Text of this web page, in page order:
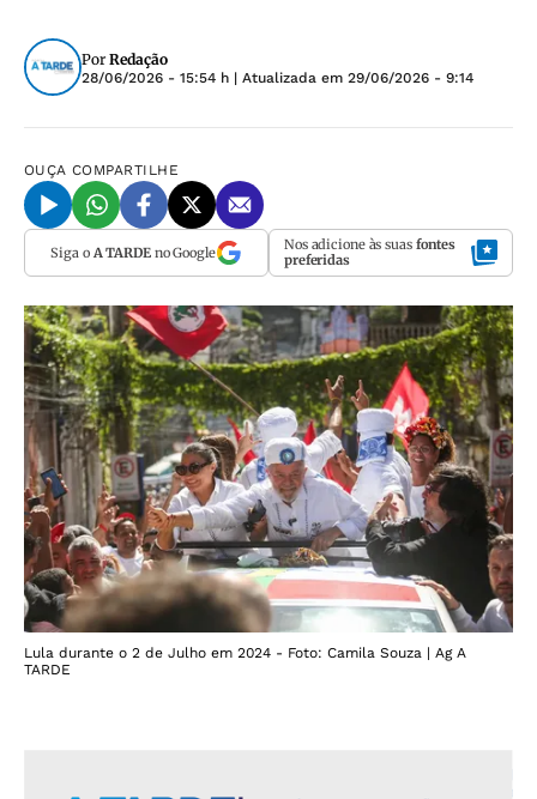
Por Redação
28/06/2026 - 15:54 h | Atualizada em 29/06/2026 - 9:14
OUÇA COMPARTILHE
Siga o A TARDEno Google Nos adicione às suas fontes
preferidas
Lula durante o 2 de Julho em 2024 - Foto: Camila Souza | Ag A
TARDE